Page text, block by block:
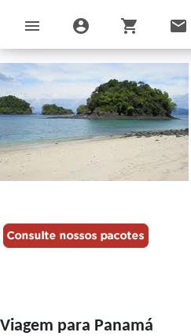
menu account_circle shopping_cart email
Viagem para Panamá